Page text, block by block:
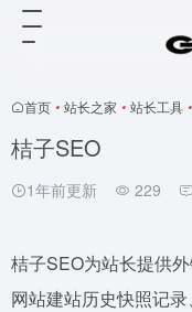
首页 • 站长之家 • 站长工具 •
桔子SEO
1年前更新 229
桔子SEO为站长提供
网站建站历史快照记